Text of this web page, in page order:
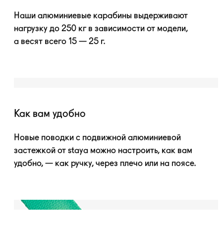
Наши алюминиевые карабины выдерживают
нагрузку до 250 кг в зависимости от модели,
а весят всего 15 — 25 г.
Как вам удобно
Новые поводки с подвижной алюминиевой
застежкой от staya можно настроить, как вам
удобно, — как ручку, через плечо или на поясе.